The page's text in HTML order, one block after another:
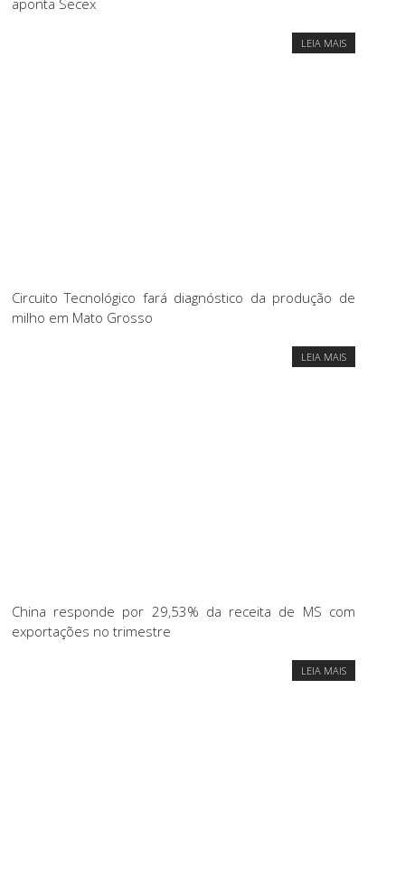
aponta Secex
LEIA MAIS
Circuito Tecnológico fará diagnóstico da produção de
milho em Mato Grosso
LEIA MAIS
China responde por 29,53% da receita de MS com
exportações no trimestre
LEIA MAIS